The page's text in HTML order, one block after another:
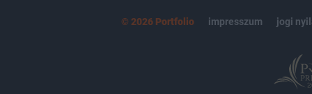
© 2026 Portfolio impresszum jogi